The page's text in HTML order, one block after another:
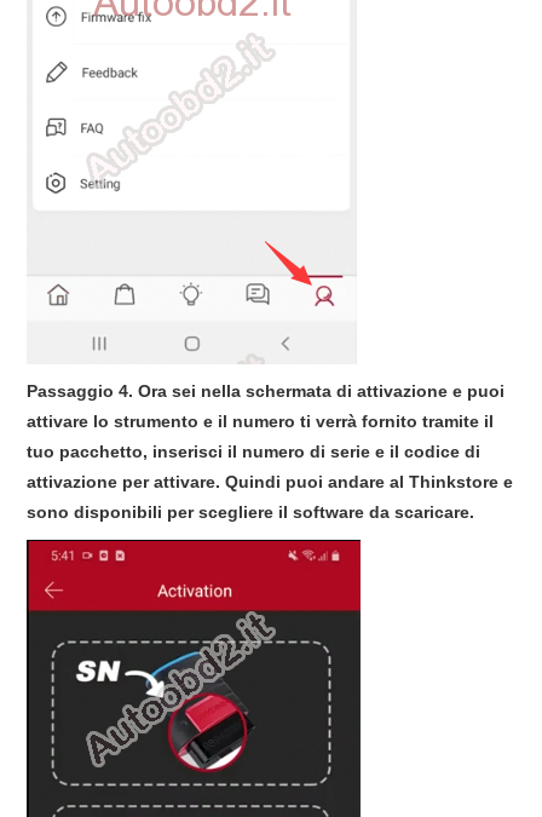
Passaggio 4. Ora sei nella schermata di attivazione e puoi
attivare lo strumento e il numero ti verrà fornito tramite il
tuo pacchetto, inserisci il numero di serie e il codice di
attivazione per attivare. Quindi puoi andare al Thinkstore e
sono disponibili per scegliere il software da scaricare.